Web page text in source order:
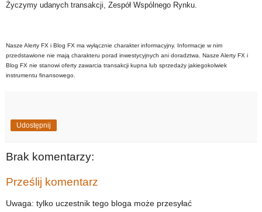
Życzymy udanych transakcji, Zespół Wspólnego Rynku.
Nasze Alerty FX i Blog FX ma wyłącznie charakter informacyjny. Informacje w nim
przedstawione nie mają charakteru porad inwestycyjnych ani doradztwa. Nasze Alerty FX i
Blog FX nie stanowi oferty zawarcia transakcji kupna lub sprzedaży jakiegokolwiek
instrumentu finansowego.
Udostępnij
Brak komentarzy:
Prześlij komentarz
Uwaga: tylko uczestnik tego bloga może przesyłać